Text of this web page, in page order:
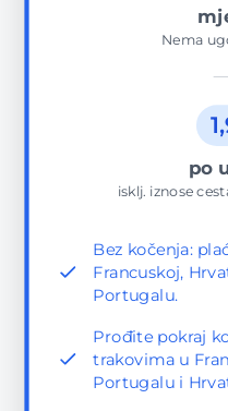
Nema
po
isklj. iznose
Bez kočenja:
Francuskoj,
Portugalu.
Prođite pokraj
trakovima u
Portugalu i